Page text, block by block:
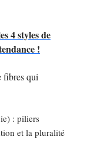
4 styles de
!
fibres qui
: piliers
et la pluralité